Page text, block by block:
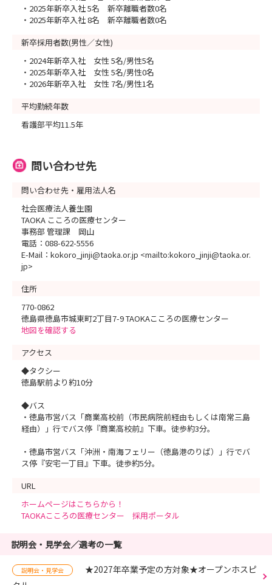
・2025年新卒入社 5名 新卒離職者数0名
・2025年新卒入社 8名 新卒離職者数0名
新卒採用者数(男性／女性)
・2024年新卒入社 女性 5名/男性5名
・2025年新卒入社 女性 5名/男性0名
・2026年新卒入社 女性 7名/男性1名
平均勤続年数
看護部平均11.5年
問い合わせ先
問い合わせ先・雇用法人名
社会医療法人養生園
TAOKA こころの医療センター
事務部 管理課 岡山
電話：088-622-5556
E-Mail：kokoro_jinji@taoka.or.jp <mailto:kokoro_jinji@taoka.or.
jp>
住所
770-0862
徳島県徳島市城東町2丁目7-9 TAOKAこころの医療センター
地図を確認する
アクセス
◆タクシー
徳島駅前より約10分
◆バス
・徳島市営バス「商業高校前（市民病院前経由もしくは南常三島
経由）」行でバス停『商業高校前』下車。徒歩約3分。
・徳島市営バス「沖洲・南海フェリー（徳島港のりば）」行でバ
ス停『安宅一丁目』下車。徒歩約5分。
URL
ホームページはこちらから！
TAOKAこころの医療センター 採用ポータル
説明会・見学会／選考の一覧
説明会・見学会
★2027年卒業予定の方対象★オープンホスピ